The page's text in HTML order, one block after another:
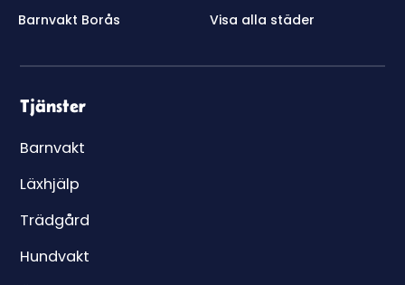
Barnvakt Borås
Visa alla städer
Tjänster
Barnvakt
Läxhjälp
Trädgård
Hundvakt